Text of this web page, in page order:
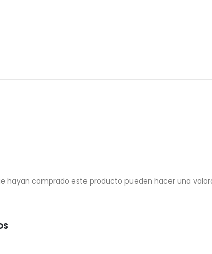
hayan comprado este producto pueden hacer una